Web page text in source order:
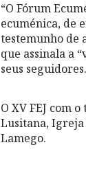
“O Fórum
ecuménica, de
testemunho de
que assinala a
seus seguidores.
O XV FEJ com
Lusitana,
Lamego.